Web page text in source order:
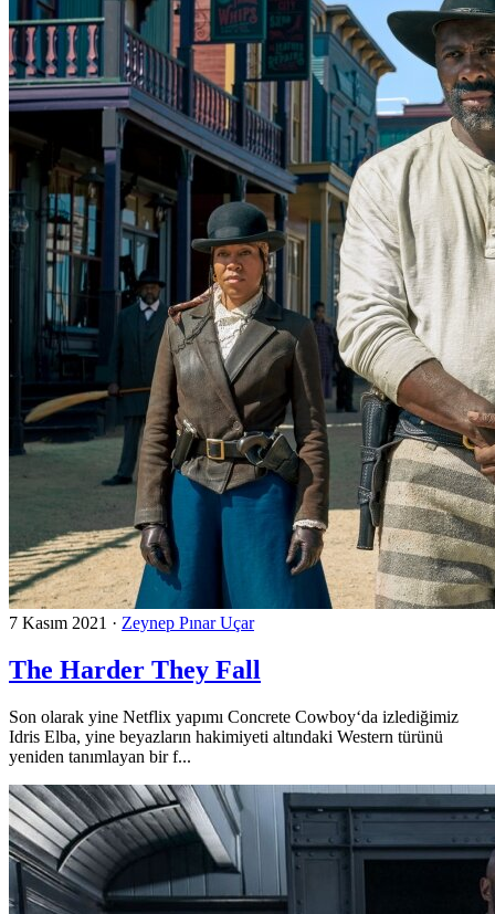
7 Kasım 2021 · Zeynep Pınar Uçar
The Harder They Fall
Son olarak yine Netflix yapımı Concrete Cowboy‘da izlediğimiz
Idris Elba, yine beyazların hakimiyeti altındaki Western türünü
yeniden tanımlayan bir f...